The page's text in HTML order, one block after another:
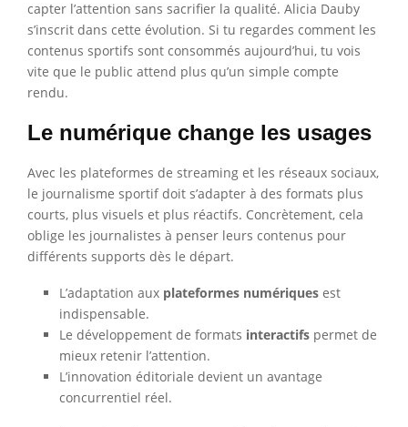
capter l’attention sans sacrifier la qualité. Alicia Dauby
s’inscrit dans cette évolution. Si tu regardes comment les
contenus sportifs sont consommés aujourd’hui, tu vois
vite que le public attend plus qu’un simple compte
rendu.
Le numérique change les usages
Avec les plateformes de streaming et les réseaux sociaux,
le journalisme sportif doit s’adapter à des formats plus
courts, plus visuels et plus réactifs. Concrètement, cela
oblige les journalistes à penser leurs contenus pour
différents supports dès le départ.
L’adaptation aux plateformes numériques est
indispensable.
Le développement de formats interactifs permet de
mieux retenir l’attention.
L’innovation éditoriale devient un avantage
concurrentiel réel.